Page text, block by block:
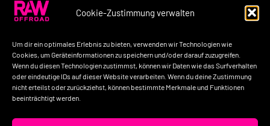
Cookie-Zustimmung verwalten
Um dir ein optimales Erlebnis zu bieten, verwenden wir Technologien wie
Cookies, um Geräteinformationen zu speichern und/oder darauf zuzugreifen.
Wenn du diesen Technologien zustimmst, können wir Daten wie das Surfverhalten
oder eindeutige IDs auf dieser Website verarbeiten. Wenn du deine Zustimmung
nicht erteilst oder zurückziehst, können bestimmte Merkmale und Funktionen
beeinträchtigt werden.
Kontakt:
Telefon: +49-160-7758517
E-Mail: kontakt@raw-offroad.de